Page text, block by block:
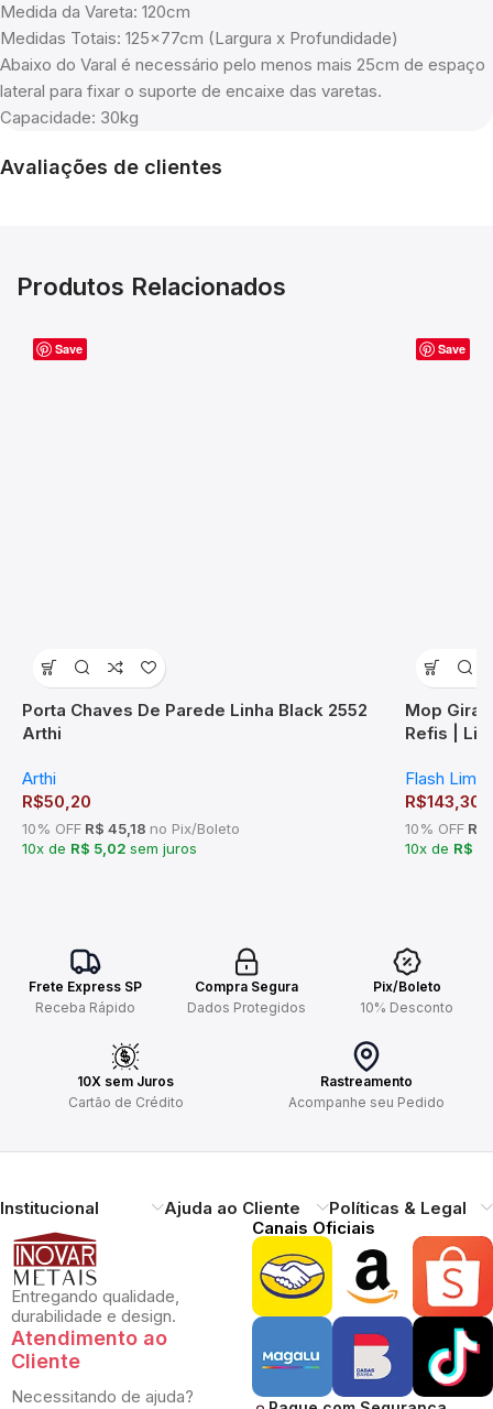
Medida da Vareta: 120cm
Medidas Totais: 125x77cm (Largura x Profundidade)
Abaixo do Varal é necessário pelo menos mais 25cm de espaço
lateral para fixar o suporte de encaixe das varetas.
Capacidade: 30kg
Avaliações de clientes
Produtos Relacionados
Save
Porta Chaves De Parede Linha Black 2552
Arthi
Arthi
R$50,20
10% OFF R$ 45,18 no Pix/Boleto
10x de R$ 5,02 sem juros
Save
Mop
Refis |
Flash Limp
R$143,30
10% OFF R$
10x de R$
Frete Express SP
Receba Rápido
Compra Segura
Dados Protegidos
Pix/Boleto
10% Desconto
10X sem Juros
Cartão de Crédito
Rastreamento
Acompanhe seu Pedido
Institucional Ajuda ao Cliente Políticas & Legal
Entregando qualidade,
durabilidade e design.
Atendimento ao
Cliente
Necessitando de ajuda?
Canais Oficiais